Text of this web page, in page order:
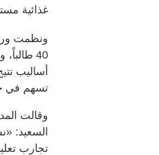
غذائية
ونظمت
40
أساليب
تسهم في
وقالت
السعيد:
تجارب